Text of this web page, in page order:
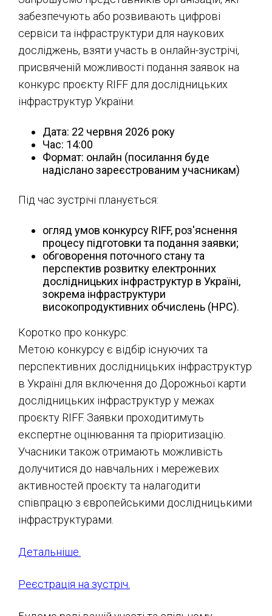
забезпечують або розвивають цифрові
сервіси та інфраструктури для наукових
досліджень, взяти участь в онлайн-зустрічі,
присвяченій можливості подання заявок на
конкурс проєкту RIFF для дослідницьких
інфраструктур України.
Дата: 22 червня 2026 року
Час: 14:00
Формат: онлайн (посилання буде
надіслано зареєстрованим учасникам)
Під час зустрічі планується:
огляд умов конкурсу RIFF, роз'яснення
процесу підготовки та подання заявки;
обговорення поточного стану та
перспектив розвитку електронних
дослідницьких інфраструктур в Україні,
зокрема інфраструктури
високопродуктивних обчислень (HPC).
Коротко про конкурс:
Метою конкурсу є відбір існуючих та
перспективних дослідницьких інфраструктур
в Україні для включення до Дорожньої карти
дослідницьких інфраструктур у межах
проєкту RIFF. Заявки проходитимуть
експертне оцінювання та пріоритизацію.
Учасники також отримають можливість
долучитися до навчальних і мережевих
активностей проєкту та налагодити
співпрацю з європейськими дослідницькими
інфраструктурами.
Детальніше.
Реєстрація на зустріч.